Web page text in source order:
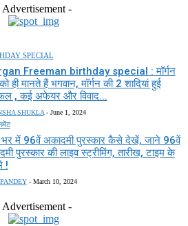
Advertisement -
SPECIAL
Freeman birthday special : मॉर्गन
ही मानते हैं भगवान, मॉर्गन की 2 शादियां हुई
, कई अफेयर और विवाद...
SHUKLA - June 1, 2024
भर में 96वें अकादमी पुरस्कार कैसे देखें, जाने 96वें
पुरस्कार की लाइव स्ट्रीमिंग, तारीख, टाइम के
!
- March 10, 2024
Advertisement -